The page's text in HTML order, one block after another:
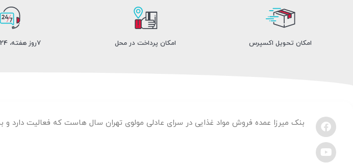
امکان تحویل اکسپرس امکان پرداخت در محل 7روز هفته، 24 ساعته
بنک میرزا عمده فروش مواد غذایی در سرای عادلی مولوی تهران سال هاست که فعالیت دارد